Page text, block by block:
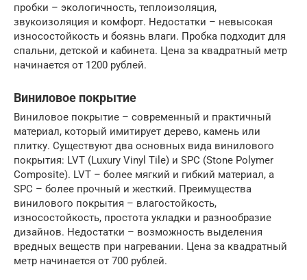
пробки – экологичность, теплоизоляция,
звукоизоляция и комфорт. Недостатки – невысокая
износостойкость и боязнь влаги. Пробка подходит для
спальни, детской и кабинета. Цена за квадратный метр
начинается от 1200 рублей.
Виниловое покрытие
Виниловое покрытие – современный и практичный
материал, который имитирует дерево, камень или
плитку. Существуют два основных вида винилового
покрытия: LVT (Luxury Vinyl Tile) и SPC (Stone Polymer
Composite). LVT – более мягкий и гибкий материал, а
SPC – более прочный и жесткий. Преимущества
винилового покрытия – влагостойкость,
износостойкость, простота укладки и разнообразие
дизайнов. Недостатки – возможность выделения
вредных веществ при нагревании. Цена за квадратный
метр начинается от 700 рублей.